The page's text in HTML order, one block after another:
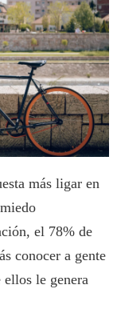
más ligar en
el 78% de
conocer a gente
le genera